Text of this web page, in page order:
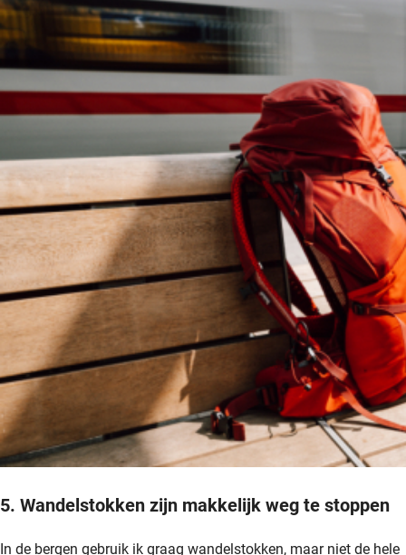
5. Wandelstokken zijn makkelijk weg te stoppen
In de bergen gebruik ik graag wandelstokken, maar niet de hele